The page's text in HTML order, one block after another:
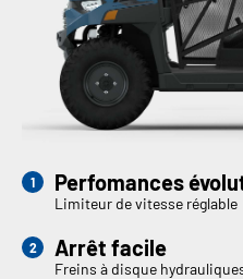
Perfomances
Limiteur de vitesse réglable
Arrêt facile
Freins à disque